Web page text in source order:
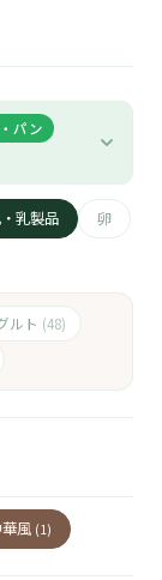
パン
乳製品
卵
ルト (48)
風 (1)